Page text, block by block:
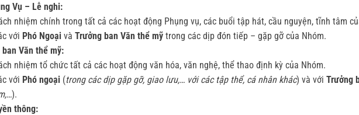
Vụ – Lễ nghi:
nhiệm chính trong tất cả các hoạt động Phụng vụ, các buổi tập hát, cầu nguyện, tĩnh tâm
với Phó Ngoại và Trưởng ban Văn thể mỹ trong các dịp đón tiếp – gặp gỡ của Nhóm.
Văn thể mỹ:
nhiệm tổ chức tất cả các hoạt động văn hóa, văn nghệ, thể thao định kỳ của Nhóm.
với Phó ngoại (trong các dịp gặp gỡ, giao lưu,… với các tập thể, cá nhân khác) và với Trưởng
).
thông: